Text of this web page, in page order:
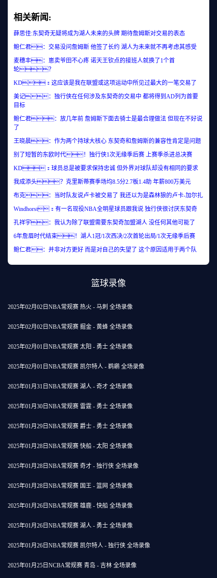
相关新闻:
薛思佳:东契奇无疑将成为湖人未来的头牌 期待詹姆斯对交易的表态
鲍仁君：交易没问詹姆斯 他签了长约 湖人为未来就不再考虑其感受
麦穗丰：崽卖爷田不心疼 诺天王钦点的接班人就换了1个首
轮？
KD：这应该是我在联盟或这项运动中所见过最大的一笔交易了
美记：独行侠在任何涉及东契奇的交易中 都将得到AD列为首要
目标
鲍仁君：放几年前 詹姆斯下面去骑士是最合理做法 但现在不好说
了
王晓晨：作为两个持球大核心 东契奇和詹姆斯的兼容性肯定是问题
别了短暂的东欧时代！独行侠1次无缘季后赛 上赛季杀进总决赛
KD：球员总是被要求保持忠诚 但外界对球队却没有相同的要求
我成添头？克里斯蒂赛季场均8.5分2.7板1.4助 年薪800万美元
布克：当时队友说卢卡被交易了 我还以为是森林狼的卢卡-加尔扎
Windhorst：有一名现役NBA全明星球员跟我说 独行侠很讨厌东契奇
孔祥宇：我认为除了联盟需要东契奇加盟湖人 没任何其他可能了
6年詹眉时代结束！湖人1冠/1次西决/2次首轮出局/1次无缘季后赛
鲍仁君：并非对方更好 而是对自己的失望了 这个原因适用于两个队
篮球录像
2025年02月02日NBA常规赛 热火 - 马刺 全场录像
2025年02月02日NBA常规赛 掘金 - 黄蜂 全场录像
2025年02月01日NBA常规赛 太阳 - 勇士 全场录像
2025年02月01日NBA常规赛 凯尔特人 - 鹈鹕 全场录像
2025年01月31日NBA常规赛 湖人 - 奇才 全场录像
2025年01月30日NBA常规赛 雷霆 - 勇士 全场录像
2025年01月29日NBA常规赛 爵士 - 勇士 全场录像
2025年01月28日NBA常规赛 快船 - 太阳 全场录像
2025年01月28日NBA常规赛 奇才 - 独行侠 全场录像
2025年01月28日NBA常规赛 国王 - 篮网 全场录像
2025年01月26日NBA常规赛 雄鹿 - 快船 全场录像
2025年01月26日NBA常规赛 湖人 - 勇士 全场录像
2025年01月26日NBA常规赛 凯尔特人 - 独行侠 全场录像
2025年01月25日NCBA常规赛 青岛 - 吉林 全场录像